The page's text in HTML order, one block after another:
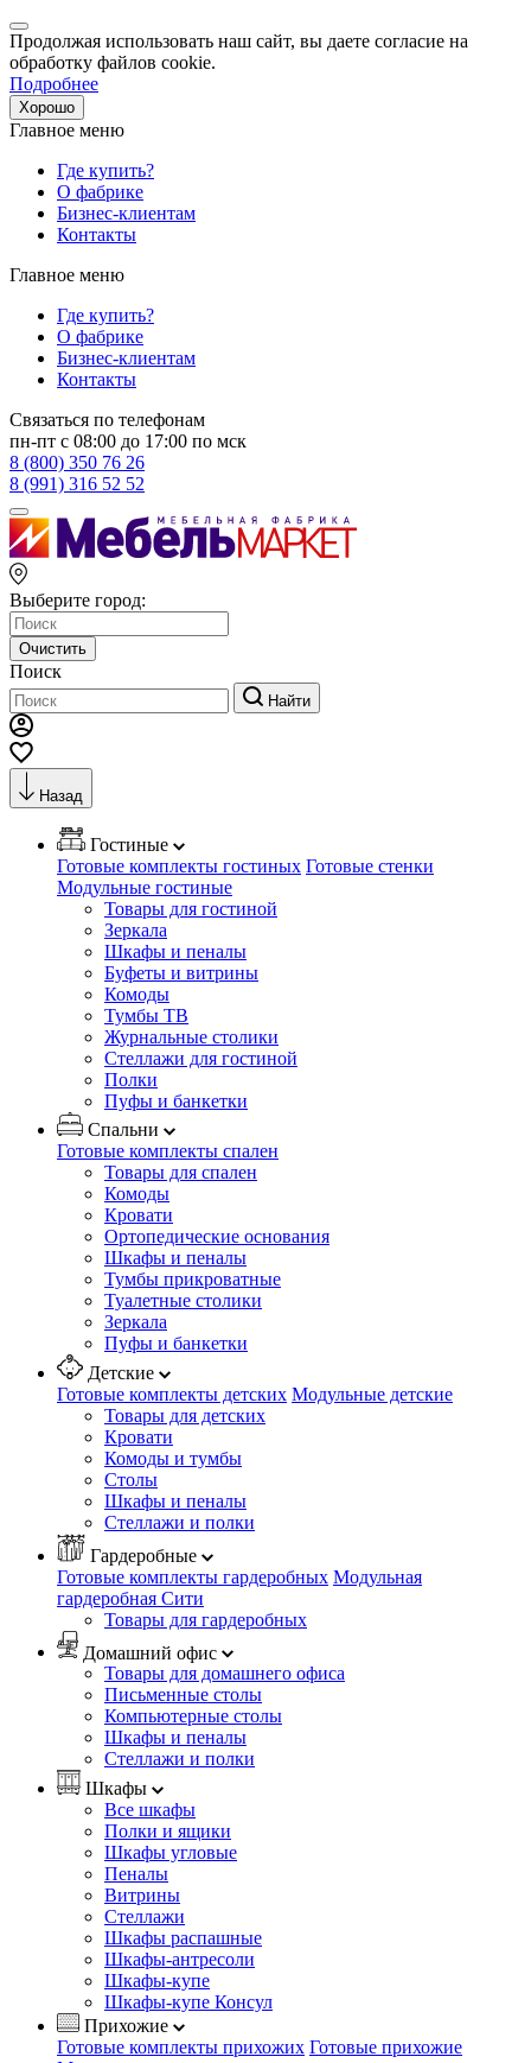
Продолжая использовать наш сайт, вы даете согласие на
обработку файлов cookie.
Подробнее
Хорошо
Главное меню
Где купить?
О фабрике
Бизнес-клиентам
Контакты
Главное меню
Где купить?
О фабрике
Бизнес-клиентам
Контакты
Связаться по телефонам
пн-пт с 08:00 до 17:00 по мск
8 (800) 350 76 26
8 (991) 316 52 52
Выберите город:
Очистить
Поиск
Найти
Назад
Гостиные
Готовые комплекты гостиных Готовые стенки
Модульные гостиные
Товары для гостиной
Зеркала
Шкафы и пеналы
Буфеты и витрины
Комоды
Тумбы ТВ
Журнальные столики
Стеллажи для гостиной
Полки
Пуфы и банкетки
Спальни
Готовые комплекты спален
Товары для спален
Комоды
Кровати
Ортопедические основания
Шкафы и пеналы
Тумбы прикроватные
Туалетные столики
Зеркала
Пуфы и банкетки
Детские
Готовые комплекты детских Модульные детские
Товары для детских
Кровати
Комоды и тумбы
Столы
Шкафы и пеналы
Стеллажи и полки
Гардеробные
Готовые комплекты гардеробных Модульная
гардеробная Сити
Товары для гардеробных
Домашний офис
Товары для домашнего офиса
Письменные столы
Компьютерные столы
Шкафы и пеналы
Стеллажи и полки
Шкафы
Все шкафы
Полки и ящики
Шкафы угловые
Пеналы
Витрины
Стеллажи
Шкафы распашные
Шкафы-антресоли
Шкафы-купе
Шкафы-купе Консул
Прихожие
Готовые комплекты прихожих Готовые прихожие